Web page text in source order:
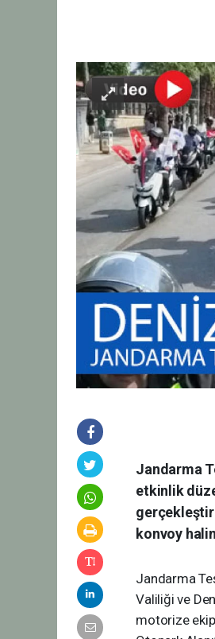
Jandarma
etkinlik
konvoy
Jandarma
Valiliği ve
motorize